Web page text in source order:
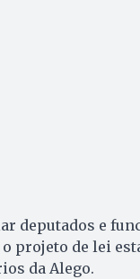
deputados e
projeto de lei
da Alego.